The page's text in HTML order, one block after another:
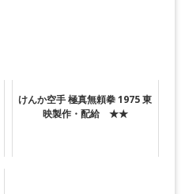
けんか空手 極真無頼拳 1975 東
映製作・配給 ★★